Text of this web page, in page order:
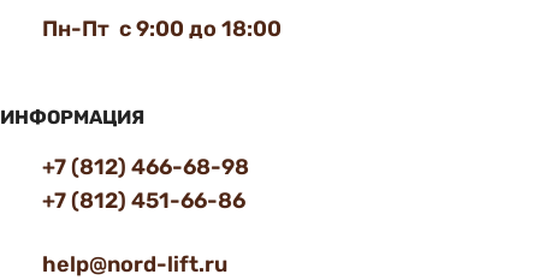
Пн-Пт с 9:00 до 18:00
ИНФОРМАЦИЯ
+7 (812) 466-68-98
+7 (812) 451-66-86
help@nord-lift.ru